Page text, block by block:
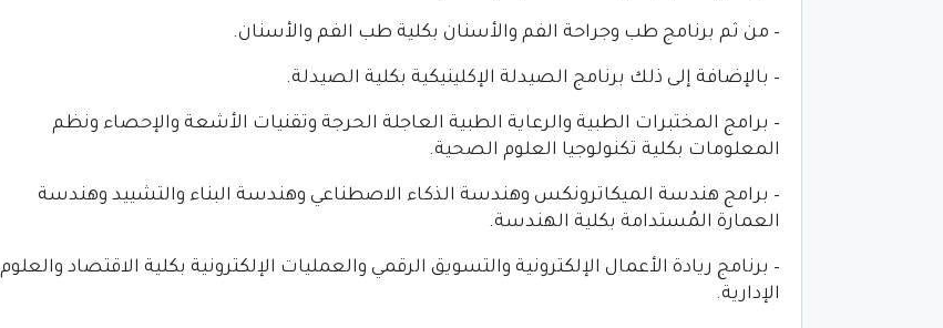
– من ثم برنامج طب وجراحة الفم والأسنان بكلية طب الفم والأسنان.
– بالإضافة إلى ذلك برنامج الصيدلة الإكلينيكية بكلية الصيدلة.
– برامج المختبرات الطبية والرعاية الطبية العاجلة الحرجة وتقنيات الأشعة والإحصاء ونظم
المعلومات بكلية تكنولوجيا العلوم الصحية.
– برامج هندسة الميكاترونكس وهندسة الذكاء الاصطناعي وهندسة البناء والتشييد وهندسة
العمارة المُستدامة بكلية الهندسة.
– برنامج ريادة الأعمال الإلكترونية والتسويق الرقمي والعمليات الإلكترونية بكلية الاقتصاد والعلوم
الإدارية.